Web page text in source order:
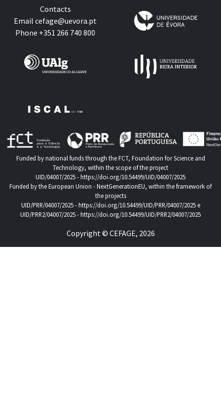
Contacts
Email cefage@uevora.pt
Phone +351 266 740 800
Funded by national funds through the FCT, Foundation for Science and
Technology, within the scope of the project
UID/04007/2025 -https://doi.org/10.54499/UID/04007/2025
Funded by the European Union - NextGenerationEU, within the framework of
the projects
UID/PRR/04007/2025 -https://doi.org/10.54499/UID/PRR/04007/2025e
UID/PRR2/04007/2025 -https://doi.org/10.54499/UID/PRR2/04007/2025
Copyright © CEFAGE, 2026